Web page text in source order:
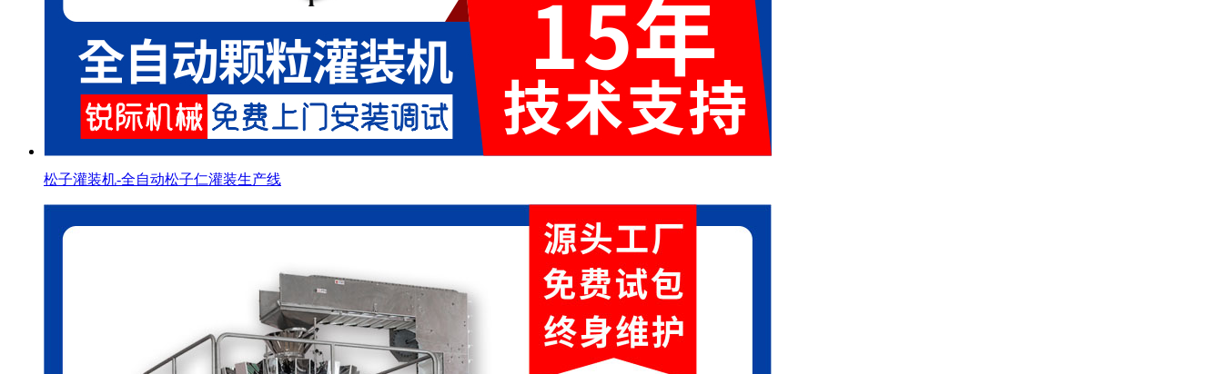
松子灌装机-全自动松子仁灌装生产线